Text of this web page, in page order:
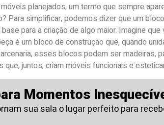
planejados, um termo que sempre
Para simplificar, podemos dizer que um
para a criação de algo maior. Imagine
é um bloco de construção que, quando
esses blocos podem ser madeiras,
juntos, criam móveis funcionais e
Momentos
sua sala o lugar perfeito para